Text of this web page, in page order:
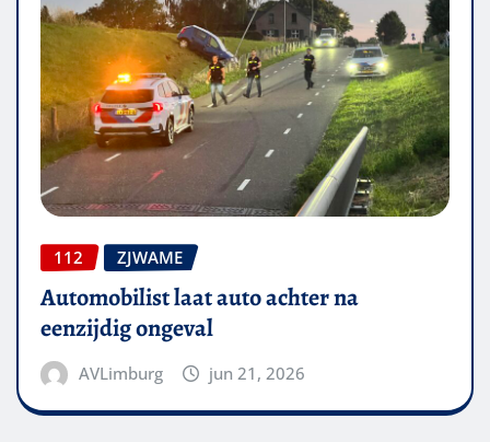
112 ZJWAME
Automobilist laat auto achter na
eenzijdig ongeval
AVLimburg jun 21, 2026